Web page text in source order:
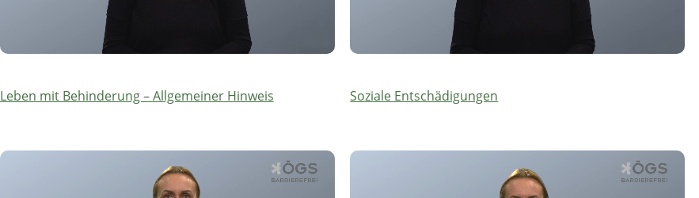
Leben mit Behinderung – Allgemeiner Hinweis Soziale Entschädigungen